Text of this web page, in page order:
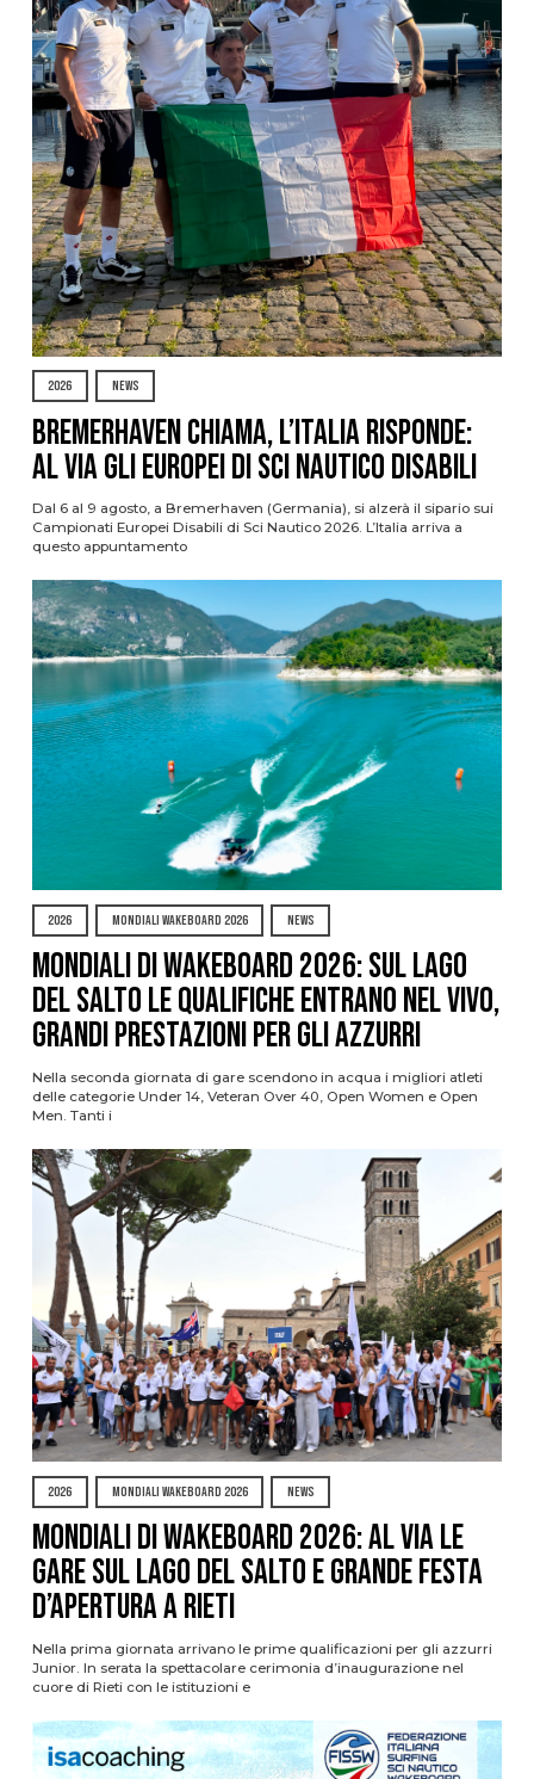
2026 NEWS
Bremerhaven chiama, l’Italia risponde:
al via gli Europei di Sci Nautico Disabili
Dal 6 al 9 agosto, a Bremerhaven (Germania), si alzerà il sipario sui
Campionati Europei Disabili di Sci Nautico 2026. L’Italia arriva a
questo appuntamento
2026 MONDIALI WAKEBOARD 2026 NEWS
Mondiali di Wakeboard 2026: sul Lago
del Salto le qualifiche entrano nel vivo,
grandi prestazioni per gli azzurri
Nella seconda giornata di gare scendono in acqua i migliori atleti
delle categorie Under 14, Veteran Over 40, Open Women e Open
Men. Tanti i
2026 MONDIALI WAKEBOARD 2026 NEWS
Mondiali di Wakeboard 2026: al via le
gare sul Lago del Salto e grande festa
d’apertura a Rieti
Nella prima giornata arrivano le prime qualificazioni per gli azzurri
Junior. In serata la spettacolare cerimonia d’inaugurazione nel
cuore di Rieti con le istituzioni e